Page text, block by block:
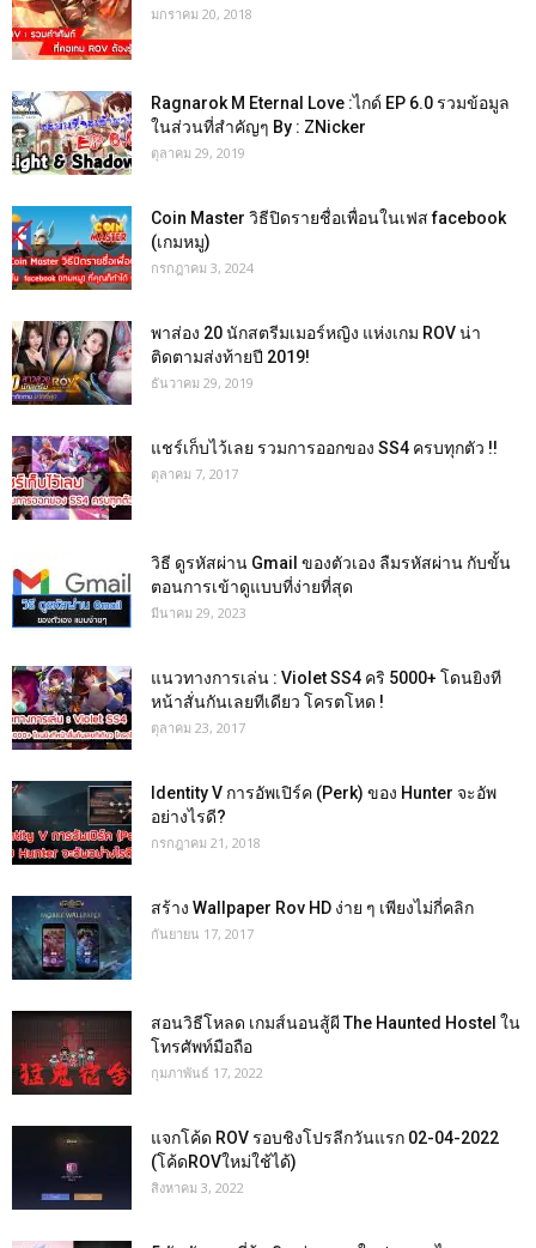
มกราคม 20, 2018
Ragnarok M Eternal Love :ไกด์ EP 6.0 รวมข้อมูล
ในส่วนที่สำคัญๆ By : ZNicker
ตุลาคม 29, 2019
Coin Master วิธีปิดรายชื่อเพื่อนในเฟส facebook
(เกมหมู)
กรกฎาคม 3, 2024
พาส่อง 20 นักสตรีมเมอร์หญิง แห่งเกม ROV น่า
ติดตามส่งท้ายปี 2019!
ธันวาคม 29, 2019
แชร์เก็บไว้เลย รวมการออกของ SS4 ครบทุกตัว !!
ตุลาคม 7, 2017
วิธี ดูรหัสผ่าน Gmail ของตัวเอง ลืมรหัสผ่าน กับขั้น
ตอนการเข้าดูแบบที่ง่ายที่สุด
มีนาคม 29, 2023
แนวทางการเล่น : Violet SS4 คริ 5000+ โดนยิงที
หน้าสั่นกันเลยทีเดียว โครตโหด !
ตุลาคม 23, 2017
Identity V การอัพเปิร์ค (Perk) ของ Hunter จะอัพ
อย่างไรดี?
กรกฎาคม 21, 2018
สร้าง Wallpaper Rov HD ง่าย ๆ เพียงไม่กี่คลิก
กันยายน 17, 2017
สอนวิธีโหลด เกมส์นอนสู้ผี The Haunted Hostel ใน
โทรศัพท์มือถือ
กุมภาพันธ์ 17, 2022
แจกโค้ด ROV รอบชิงโปรลีกวันแรก 02-04-2022
(โค้ดROVใหม่ใช้ได้)
สิงหาคม 3, 2022